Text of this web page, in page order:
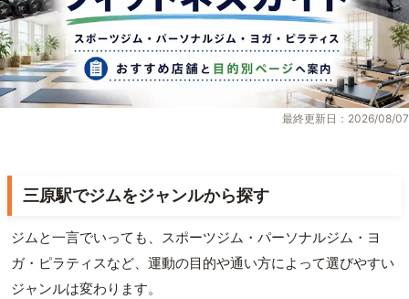
最終更新日：2026/08/07
三原駅でジムをジャンルから探す
ジムと一言でいっても、スポーツジム・パーソナルジム・ヨ
ガ・ピラティスなど、運動の目的や通い方によって選びやすい
ジャンルは変わります。